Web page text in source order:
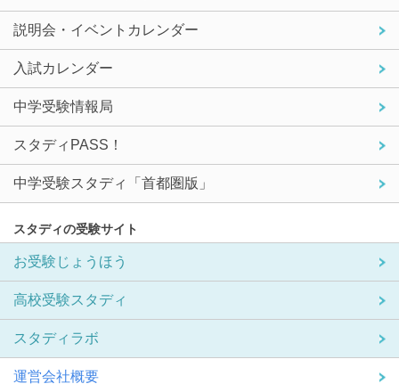
説明会・イベントカレンダー
入試カレンダー
中学受験情報局
スタディPASS！
中学受験スタディ「首都圏版」
スタディの受験サイト
お受験じょうほう
高校受験スタディ
スタディラボ
運営会社概要